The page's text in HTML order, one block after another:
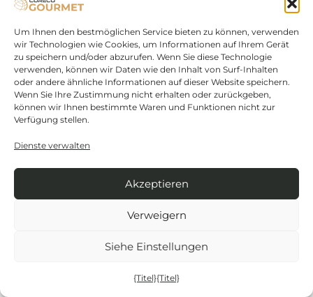
Um Ihnen den bestmöglichen Service bieten zu können, verwenden
wir Technologien wie Cookies, um Informationen auf Ihrem Gerät
zu speichern und/oder abzurufen. Wenn Sie diese Technologie
verwenden, können wir Daten wie den Inhalt von Surf-Inhalten
oder andere ähnliche Informationen auf dieser Website speichern.
Wenn Sie Ihre Zustimmung nicht erhalten oder zurückgeben,
können wir Ihnen bestimmte Waren und Funktionen nicht zur
Verfügung stellen.
Dienste verwalten
Akzeptieren
Verweigern
Siehe Einstellungen
{Titel}{Titel}
einem einfachen Beweissystem zu beginnen. Zur
thermischer Aufzeichnungen und Alarme,
konsultieren Sie Ihren Händlerund überprüfen
Sie die Installation mit Ihrem üblichen
Installationsprogramm.
Dieser Artikel ist informativ und praktisch. Jedes
Unternehmen sollte sich vergewissern, welche